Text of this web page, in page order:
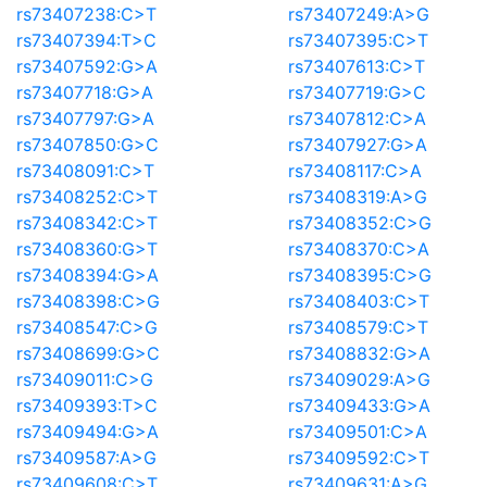
rs73407238:C>T
rs73407249:A>G
rs73407394:T>C
rs73407395:C>T
rs73407592:G>A
rs73407613:C>T
rs73407718:G>A
rs73407719:G>C
rs73407797:G>A
rs73407812:C>A
rs73407850:G>C
rs73407927:G>A
rs73408091:C>T
rs73408117:C>A
rs73408252:C>T
rs73408319:A>G
rs73408342:C>T
rs73408352:C>G
rs73408360:G>T
rs73408370:C>A
rs73408394:G>A
rs73408395:C>G
rs73408398:C>G
rs73408403:C>T
rs73408547:C>G
rs73408579:C>T
rs73408699:G>C
rs73408832:G>A
rs73409011:C>G
rs73409029:A>G
rs73409393:T>C
rs73409433:G>A
rs73409494:G>A
rs73409501:C>A
rs73409587:A>G
rs73409592:C>T